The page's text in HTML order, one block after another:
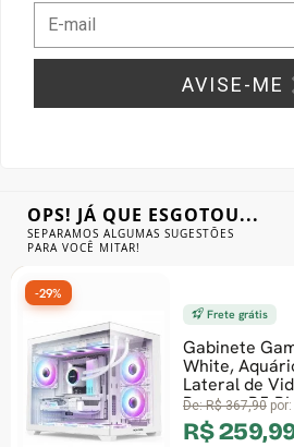
AVISE-ME
OPS! JÁ QUE ESGOTOU...
SEPARAMOS ALGUMAS SUGESTÕES
PARA VOCÊ MITAR!
Frete grátis
Gabinete
White,
Lateral de
Branco, R5-
De:R$ 367,90por:
R$ 259,99
-29%